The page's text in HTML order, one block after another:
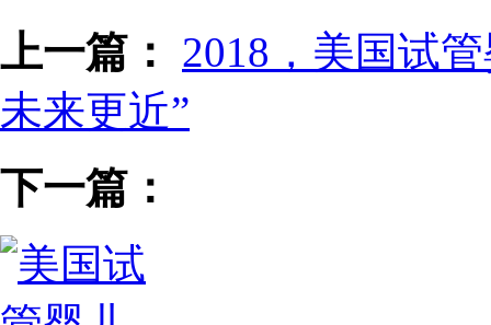
上一篇：
2018，美国试
未来更近”
下一篇：